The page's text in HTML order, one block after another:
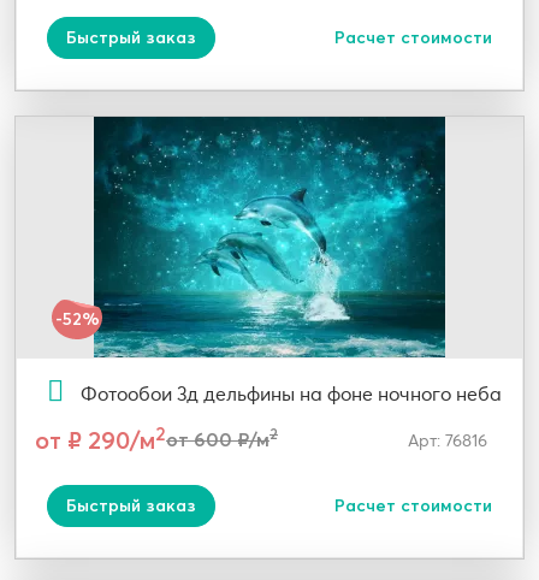
Быстрый заказ Расчет стоимости
-52%
Фотообои 3д дельфины на фоне ночного неба
от ₽ 290/м2от 600 ₽/м2 Арт: 76816
Быстрый заказ Расчет стоимости